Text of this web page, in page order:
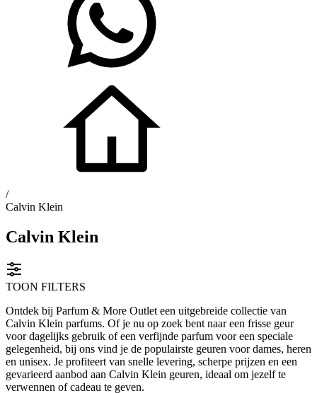
/
Calvin Klein
Calvin Klein
TOON FILTERS
Ontdek bij Parfum & More Outlet een uitgebreide collectie van
Calvin Klein parfums. Of je nu op zoek bent naar een frisse geur
voor dagelijks gebruik of een verfijnde parfum voor een speciale
gelegenheid, bij ons vind je de populairste geuren voor dames, heren
en unisex. Je profiteert van snelle levering, scherpe prijzen en een
gevarieerd aanbod aan Calvin Klein geuren, ideaal om jezelf te
verwennen of cadeau te geven.